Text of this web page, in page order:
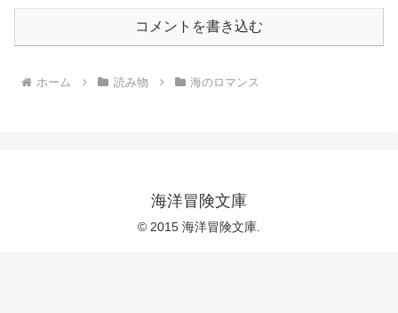
コメントを書き込む
ホーム 読み物 海のロマンス
海洋冒険文庫
© 2015 海洋冒険文庫.